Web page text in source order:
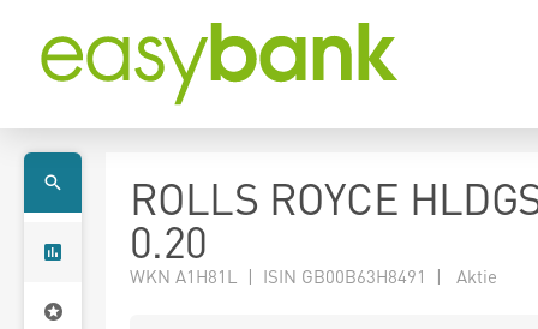
ROLLS ROYCE
0.20
WKN A1H81L | ISIN GB00B63H8491 | Aktie